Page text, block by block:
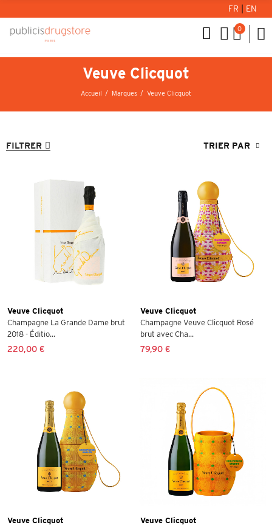
FR EN
0
Veuve Clicquot
Accueil Marques Veuve Clicquot
FILTRER TRIER PAR
Veuve Clicquot
Champagne La Grande Dame brut
2018 - Éditio...
220,00 €
Veuve Clicquot
Champagne Veuve Clicquot Rosé
brut avec Cha...
79,90 €
Veuve Clicquot
Veuve Clicquot